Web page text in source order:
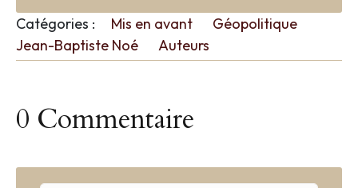
Catégories : Mis en avant
Géopolitique
Jean-Baptiste Noé
Auteurs
0 Commentaire